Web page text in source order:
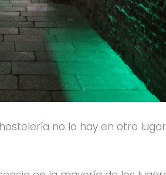
no lo hay en otro